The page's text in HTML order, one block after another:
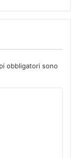
obbligatori sono